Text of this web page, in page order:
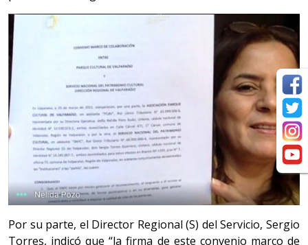
Por su parte, el Director Regional (S) del Servicio, Sergio
Torres, indicó que “la firma de este convenio marco de